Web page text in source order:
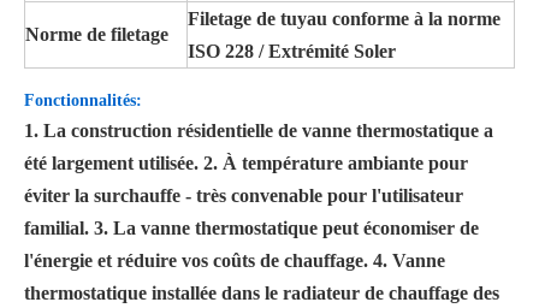
Norme de filetage
Filetage de tuyau conforme à la norme
ISO 228 / Extrémité Soler
Fonctionnalités:
1. La construction résidentielle de vanne thermostatique a
été largement utilisée. 2. À température ambiante pour
éviter la surchauffe - très convenable pour l'utilisateur
familial. 3. La vanne thermostatique peut économiser de
l'énergie et réduire vos coûts de chauffage. 4. Vanne
thermostatique installée dans le radiateur de chauffage des